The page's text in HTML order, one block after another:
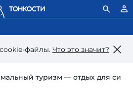
файлы. Что это значит?
туризм — отдых для